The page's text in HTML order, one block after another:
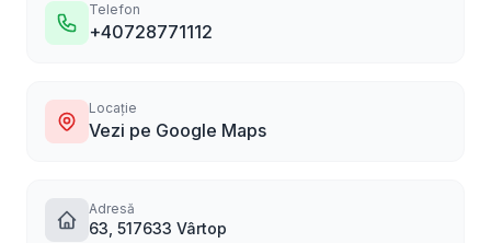
Telefon
+40728771112
Locație
Vezi pe Google Maps
Adresă
63, 517633 Vârtop